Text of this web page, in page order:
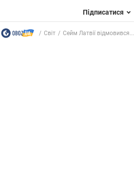
Підписатися
Світ Сейм Латвії відмовився...